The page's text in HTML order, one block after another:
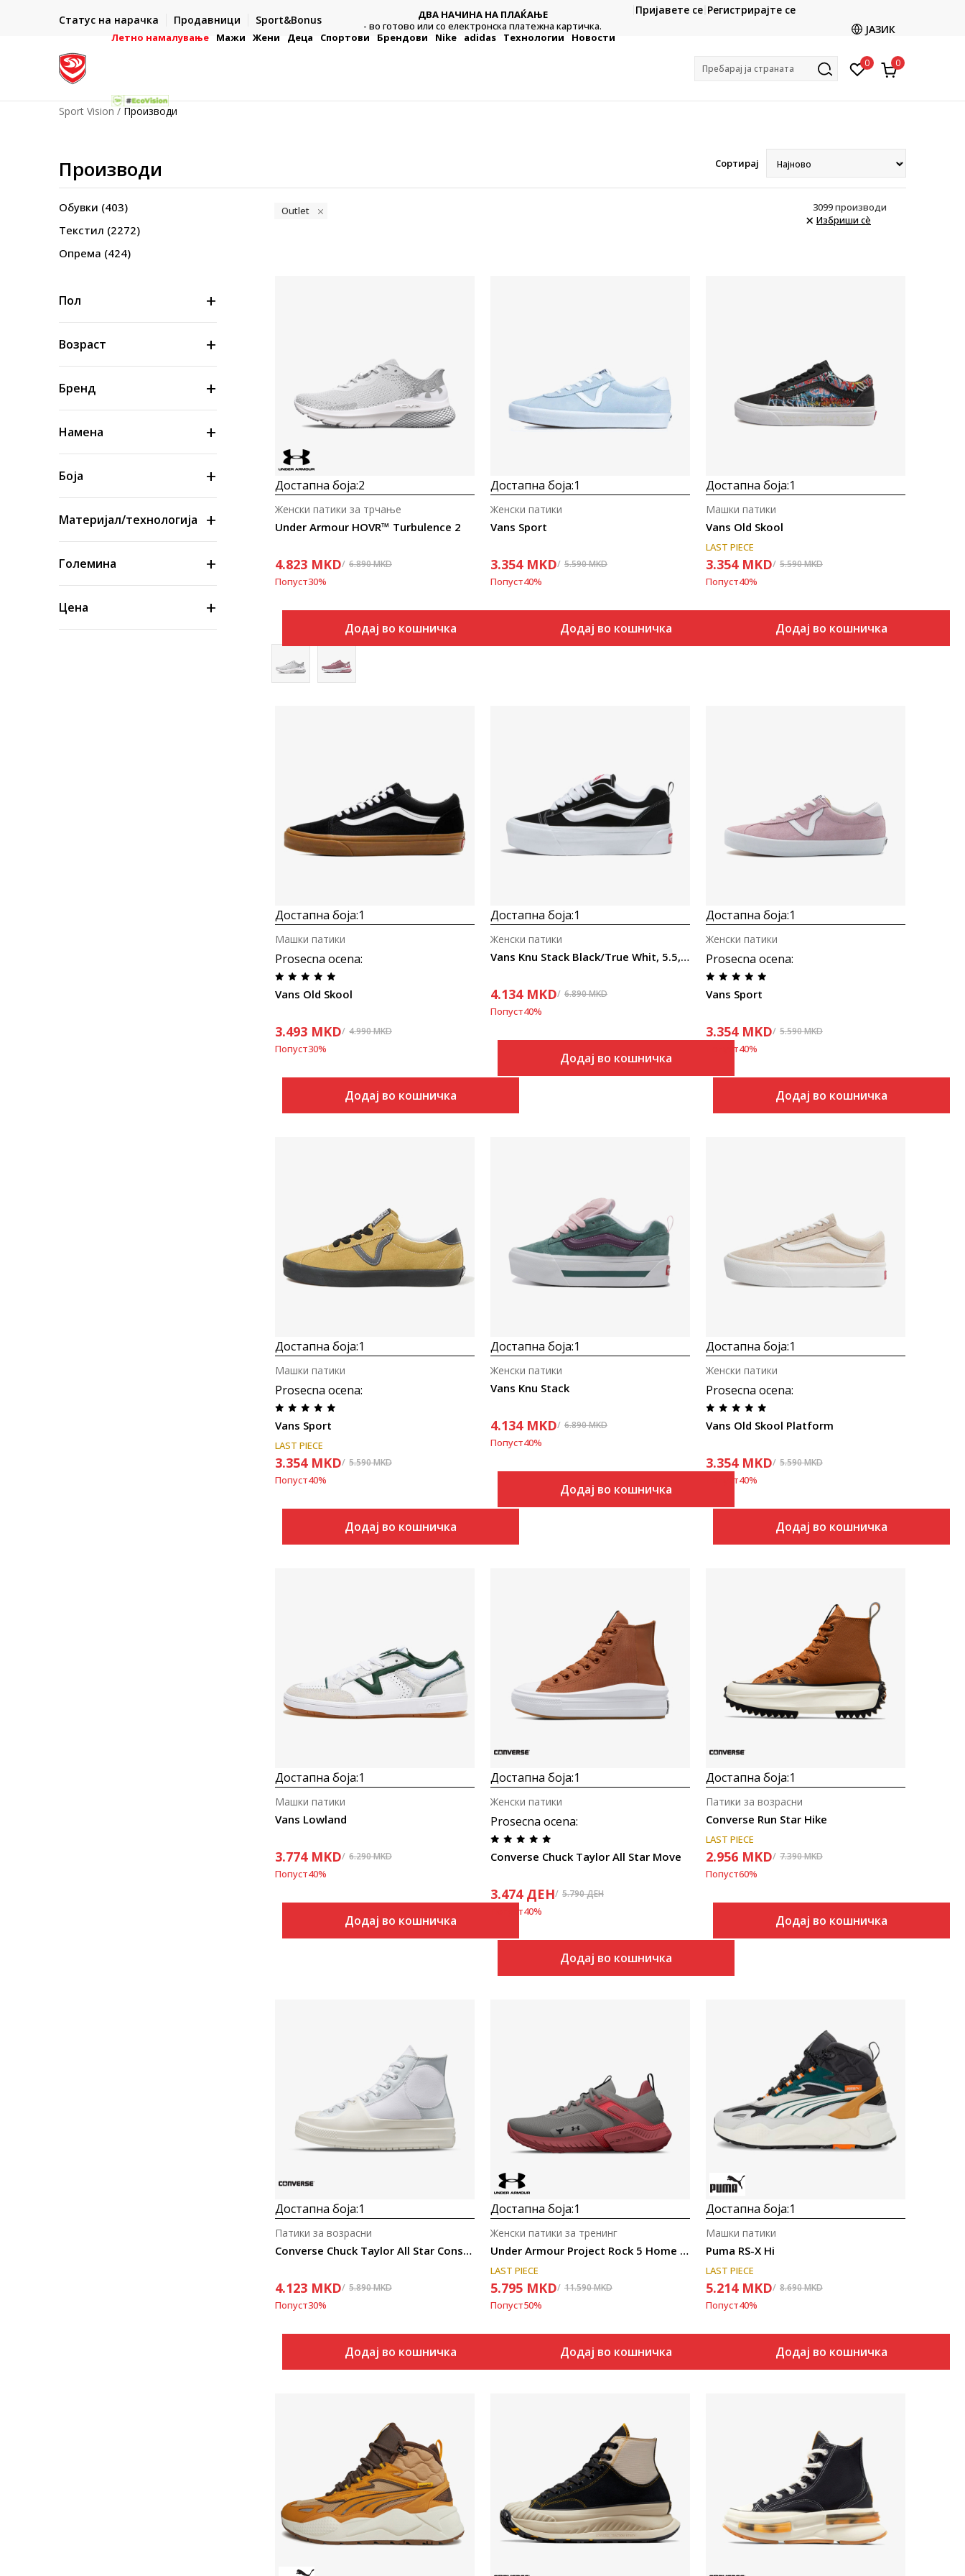
Статус на нарачка Продавници Sport&Bonus
- на сите нарачки во готово или со електронска платежна
ДВА НАЧИНА НА ПЛАЌАЊЕ
- во готово или со електронска платежна картичка.
CLICK & COLLECT
Платете со картичка online и подигнете во продавницата
Пријавете се Регистрирајте се
ЈАЗИК
Летно намалување Мажи Жени Деца Спортови Брендови Nike adidas Технологии Новости
Пребарај ја страната 0 0
Sport Vision Производи
Производи Сортирај
Обувки (403)
Текстил (2272)
Опрема (424)
Пол
Возраст
Бренд
Намена
Боја
Материјал/технологија
Големина
Цена
Outlet 3099производи
Избриши сè
Uporedi
Достапна боја:2
Under Armour HOVR™ Turbulence 2
Женски патики за трчање
4.823 MKD 6.890MKD
Попуст30%
Додај во кошничка
Uporedi
Достапна боја:1
Vans Sport
Женски патики
3.354 MKD 5.590MKD
Попуст40%
Додај во кошничка
Uporedi
Достапна боја:1
Vans Old Skool
Машки патики
LAST PIECE
3.354 MKD 5.590MKD
Попуст40%
Додај во кошничка
Uporedi
Достапна боја:1
Prosecna ocena:
Vans Old Skool
Машки патики
3.493 MKD 4.990MKD
Попуст30%
Додај во кошничка
Uporedi
Достапна боја:1
Vans Knu Stack Black/True Whit, 5.5, Medium
Женски патики
4.134 MKD 6.890MKD
Попуст40%
Додај во кошничка
Uporedi
Достапна боја:1
Prosecna ocena:
Vans Sport
Женски патики
3.354 MKD 5.590MKD
Попуст40%
Додај во кошничка
Uporedi
Достапна боја:1
Prosecna ocena:
Vans Sport
Машки патики
LAST PIECE
3.354 MKD 5.590MKD
Попуст40%
Додај во кошничка
Uporedi
Достапна боја:1
Vans Knu Stack
Женски патики
4.134 MKD 6.890MKD
Попуст40%
Додај во кошничка
Uporedi
Достапна боја:1
Prosecna ocena:
Vans Old Skool Platform
Женски патики
3.354 MKD 5.590MKD
Попуст40%
Додај во кошничка
Uporedi
Достапна боја:1
Vans Lowland
Машки патики
3.774 MKD 6.290MKD
Попуст40%
Додај во кошничка
Uporedi
Достапна боја:1
Prosecna ocena:
Converse Chuck Taylor All Star Move
Женски патики
3.474 ДЕН 5.790ДЕН
Попуст40%
Додај во кошничка
Uporedi
Достапна боја:1
Converse Run Star Hike
Патики за возрасни
LAST PIECE
2.956 MKD 7.390MKD
Попуст60%
Додај во кошничка
Uporedi
Достапна боја:1
Converse Chuck Taylor All Star Construct
Патики за возрасни
4.123 MKD 5.890MKD
Попуст30%
Додај во кошничка
Uporedi
Достапна боја:1
Under Armour Project Rock 5 Home Gym
Женски патики за тренинг
LAST PIECE
5.795 MKD 11.590MKD
Попуст50%
Додај во кошничка
Uporedi
Достапна боја:1
Puma RS-X Hi
Машки патики
LAST PIECE
5.214 MKD 8.690MKD
Попуст40%
Додај во кошничка
Uporedi Uporedi Uporedi